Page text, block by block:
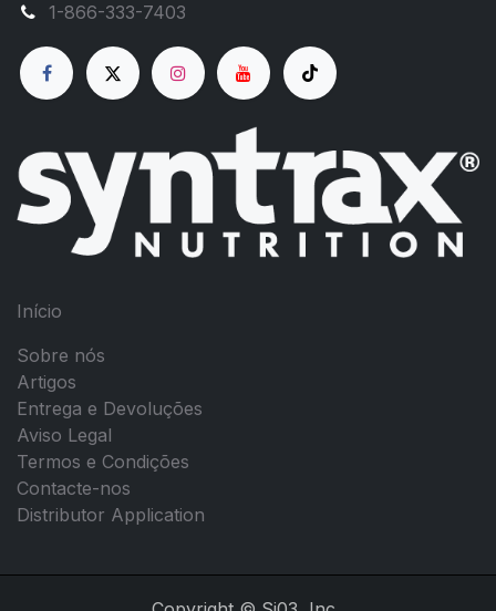
1-866-333-7403
Início
Sobre nós
Artigos
Entrega e Devoluções
Aviso Legal
Termos e Condições
Contacte-nos
Distributor Application